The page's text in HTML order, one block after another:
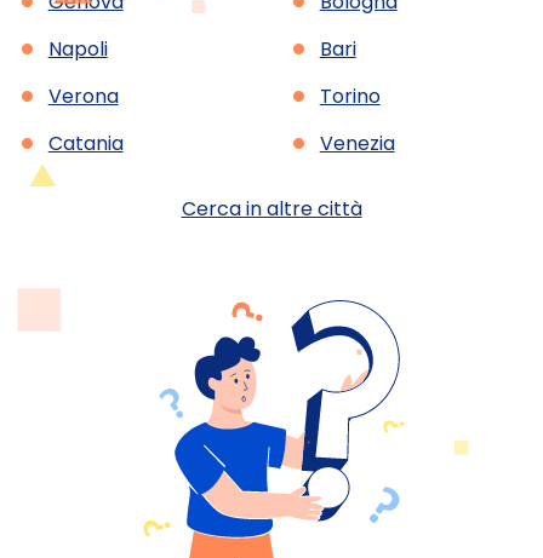
• Napoli • Bari
• Verona • Torino
• Catania • Venezia
Cerca in altre città